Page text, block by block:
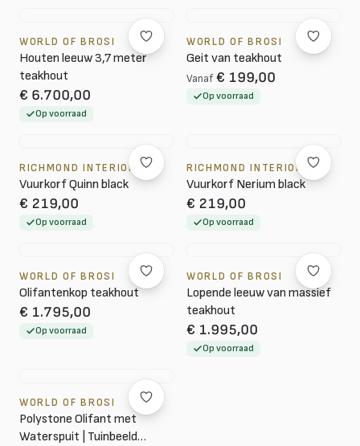
WORLD OF BROSI
Houten leeuw 3,7 meter
teakhout
€ 6.700,00
Op voorraad
WORLD OF BROSI
Geit van teakhout
Vanaf € 199,00
Op voorraad
RICHMOND INTERIORS
Vuurkorf Quinn black
€ 219,00
Op voorraad
RICHMOND INTERIORS
Vuurkorf Nerium black
€ 219,00
Op voorraad
WORLD OF BROSI
Olifantenkop teakhout
€ 1.795,00
Op voorraad
WORLD OF BROSI
Lopende leeuw van massief
teakhout
€ 1.995,00
Op voorraad
WORLD OF BROSI
Polystone Olifant met
Waterspuit | Tuinbeeld